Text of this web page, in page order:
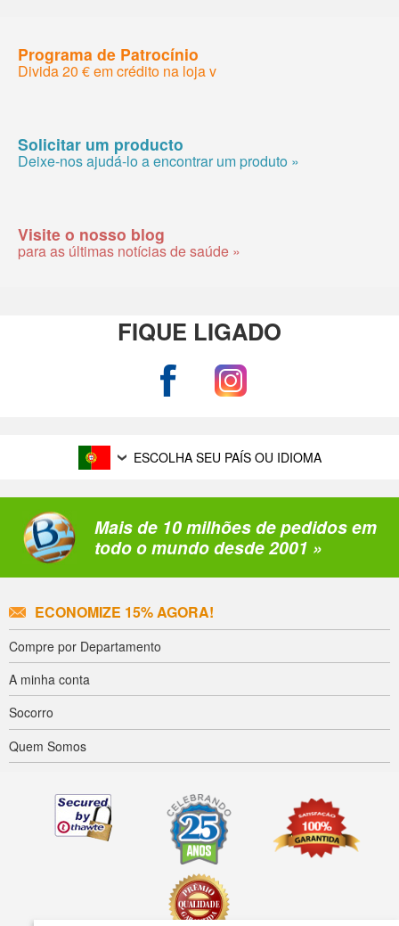
Programa de Patrocínio
Divida 20 € em crédito na loja v
Solicitar um producto
Deixe-nos ajudá-lo a encontrar um produto »
Visite o nosso blog
para as últimas notícias de saúde »
FIQUE LIGADO
ESCOLHA SEU PAÍS OU IDIOMA
Mais de 10 milhões de pedidos em
todo o mundo desde 2001 »
ECONOMIZE 15% AGORA!
Compre por Departamento
A minha conta
Socorro
Quem Somos